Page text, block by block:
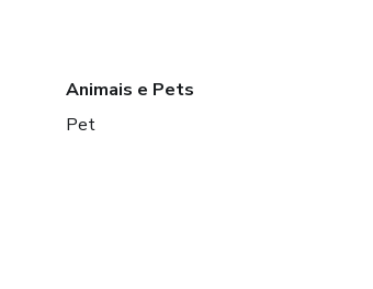
Animais e Pets
Pet